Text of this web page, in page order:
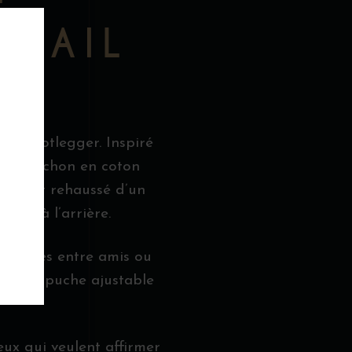
Bootlegger. Inspiré
capuchon en coton
est rehaussé d’un
à l’arrière.
entre amis ou
sa capuche ajustable
qui veulent affirmer